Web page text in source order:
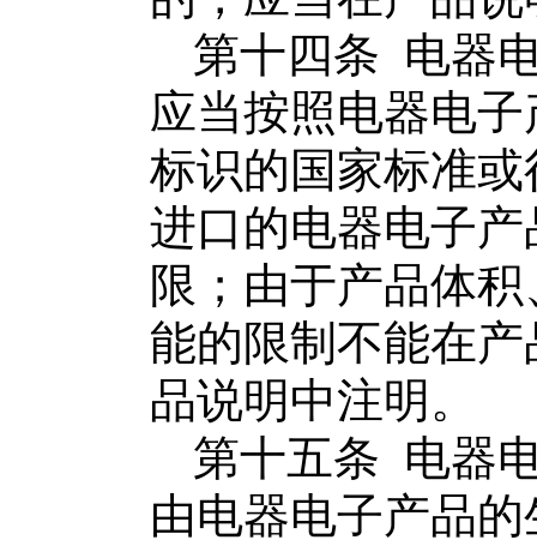
第十四条 电器
应当按照电器电子
标识的国家标准
进口的电器电子产
限；由于产品体
能的限制不能在
品说明中注明。
第十五条 电器
由电器电子产品的